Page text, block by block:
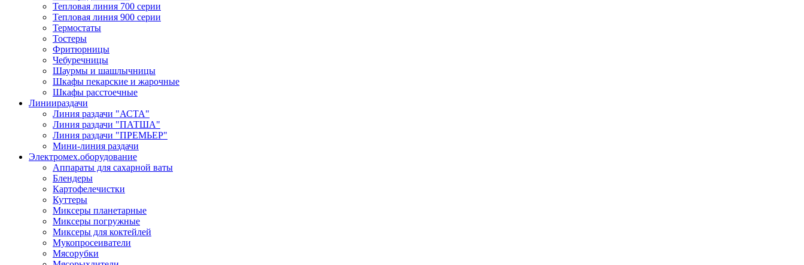
Тепловая линия 700 серии
Тепловая линия 900 серии
Термостаты
Тостеры
Фритюрницы
Чебуречницы
Шаурмы и шашлычницы
Шкафы пекарские и жарочные
Шкафы расстоечные
Линиираздачи
Линия раздачи "АСТА"
Линия раздачи "ПАТША"
Линия раздачи "ПРЕМЬЕР"
Мини-линия раздачи
Электромех.оборудование
Аппараты для сахарной ваты
Блендеры
Картофелечистки
Куттеры
Миксеры планетарные
Миксеры погружные
Миксеры для коктейлей
Мукопросеиватели
Мясорубки